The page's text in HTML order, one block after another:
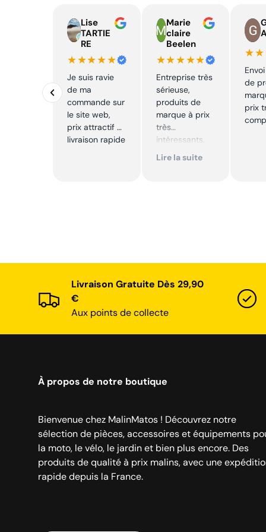
Lise
TARTIE
RE
★★★★★
Je suis ravie
de ma
commande sur
le site web,
prix attractif et
livraison rapide
Marie
claire
Beelen
★★★★★
Entreprise très
sérieuse,
produits de
marque à prix
très
intéressants.
Excellent suivi !
Lire la suite
de
prix
Livraison Gratuite Dès 29,90
€
Aux points de collecte
À propos de notre boutique
Bienvenue chez MalinMatos ! Découvrez notre
sélection de pièces, accessoires et équipements
la moto, le vélo, le jardin et bien plus encore. Des
produits de qualité à prix malins, avec une
rapide depuis la France.